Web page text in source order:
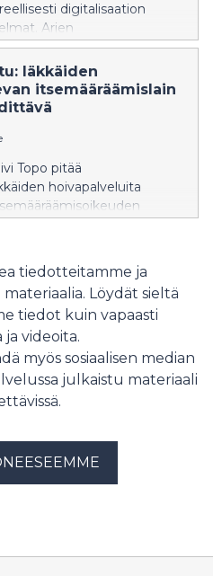
digitalisaation
Arjen
viranomaisasiointi
tuhansia iäkkäitä elämästä
elämää. Valtuutettu
hallituskaudelle
Iäkkäiden
itsemääräämislain
Topo pitää
hoivapalveluita
ole yhtenäisiä ja turvallisia
asukkaiden
Lainsäädännön
asiakkaat
syntyville vakaville
tiedotteitamme ja
Löydät sieltä
tiedot kuin vapaasti
ja videoita.
myös sosiaalisen median
julkaistu materiaali